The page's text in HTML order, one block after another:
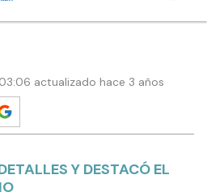
actualizado hace 3 años
Y DESTACÓ EL